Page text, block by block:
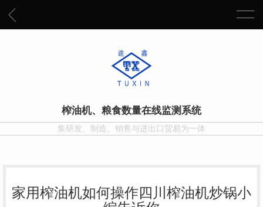
榨油机、粮食数量在线监测系统
集研发、制造、销售与进出口贸易为一体
家用榨油机如何操作四川榨油机炒锅小